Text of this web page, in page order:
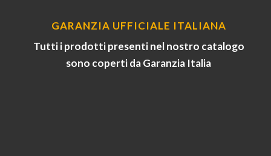
GARANZIA UFFICIALE ITALIANA
Tutti i prodotti presenti nel nostro catalogo
sono coperti da Garanzia Italia